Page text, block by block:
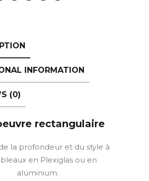
INFORMATION
(0)
rectangulaire
la profondeur et du style à
en Plexiglas ou en
aluminium.